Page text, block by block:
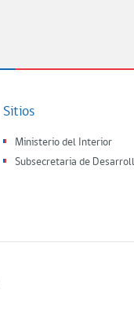
Sitios
Ministerio del Interior
Subsecretaria de